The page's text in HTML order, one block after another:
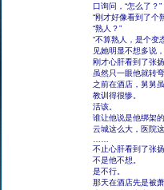
口询问，“怎么了？”
“刚才好像看到了个
“熟人？”
“不算熟人，是个变
见她明显不想多说
刚才心肝看到了张
虽然只一眼他就转
之前在酒店，舅舅
教训得很惨。
活该。
谁让他说是他绑架
云城这么大，医院
不止心肝看到了张
不是他不想。
是不行。
那天在酒店先是被